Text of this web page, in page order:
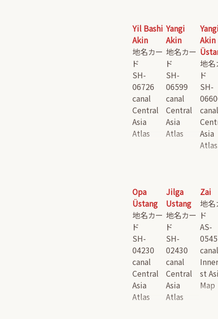
Yil Bashi
Akin
地名カー
ド
SH-
06726
canal
Central
Asia
Atlas
Yangi
Akin
地名カー
ド
SH-
06599
canal
Central
Asia
Atlas
Akin
地名
ド
SH-
Asia
Atlas
Opa
Üstang
地名カー
ド
SH-
04230
canal
Central
Asia
Atlas
Jilga
Ustang
地名カー
ド
SH-
02430
canal
Central
Asia
Atlas
Zai
地名
ド
AS-
st
Map